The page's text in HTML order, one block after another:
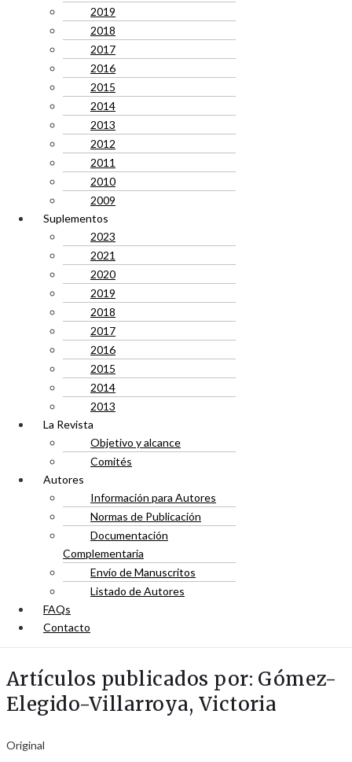
2019
2018
2017
2016
2015
2014
2013
2012
2011
2010
2009
Suplementos
2023
2021
2020
2019
2018
2017
2016
2015
2014
2013
La Revista
Objetivo y alcance
Comités
Autores
Información para Autores
Normas de Publicación
Documentación
Complementaria
Envío de Manuscritos
Listado de Autores
FAQs
Contacto
Artículos publicados por: Gómez-
Elegido-Villarroya, Victoria
Original